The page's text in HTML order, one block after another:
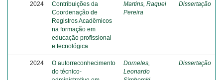
2024
Contribuições da
Coordenação de
Registros Acadêmicos
na formação em
educação profissional
e tecnológica
Martins, Raquel
Pereira
Dissertação
2024
O autorreconhecimento
do técnico-
Dorneles,
Leonardo
Dissertação